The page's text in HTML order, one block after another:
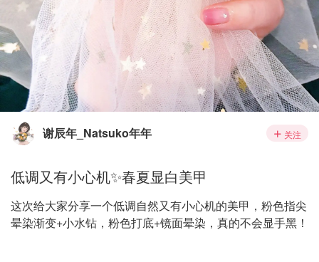
谢辰年_Natsuko年年 关注
低调又有小心机✨春夏显白美甲
这次给大家分享一个低调自然又有小心机的美甲，粉色指尖
晕染渐变+小水钻，粉色打底+镜面晕染，真的不会显手黑！